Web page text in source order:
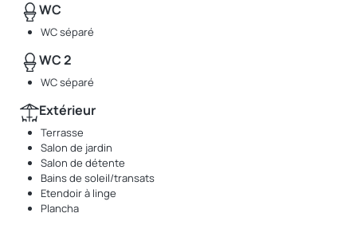
WC
WC séparé
WC 2
WC séparé
Extérieur
Terrasse
Salon de jardin
Salon de détente
Bains de soleil/transats
Etendoir à linge
Plancha